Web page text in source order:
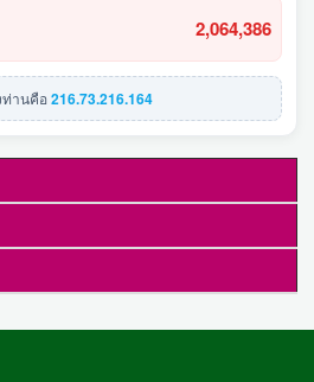
2,064,386
ท่านคือ216.73.216.164